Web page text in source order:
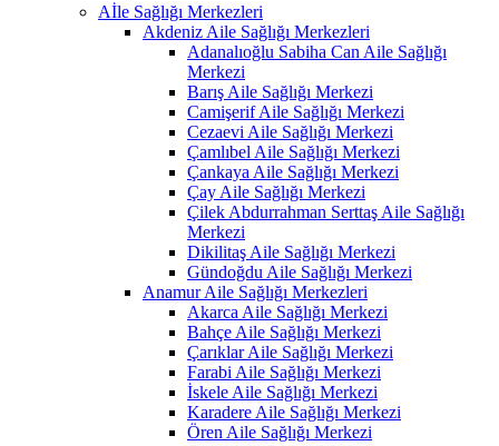
Aİle Sağlığı Merkezleri
Akdeniz Aile Sağlığı Merkezleri
Adanalıoğlu Sabiha Can Aile Sağlığı
Merkezi
Barış Aile Sağlığı Merkezi
Camişerif Aile Sağlığı Merkezi
Cezaevi Aile Sağlığı Merkezi
Çamlıbel Aile Sağlığı Merkezi
Çankaya Aile Sağlığı Merkezi
Çay Aile Sağlığı Merkezi
Çilek Abdurrahman Serttaş Aile Sağlığı
Merkezi
Dikilitaş Aile Sağlığı Merkezi
Gündoğdu Aile Sağlığı Merkezi
Anamur Aile Sağlığı Merkezleri
Akarca Aile Sağlığı Merkezi
Bahçe Aile Sağlığı Merkezi
Çarıklar Aile Sağlığı Merkezi
Farabi Aile Sağlığı Merkezi
İskele Aile Sağlığı Merkezi
Karadere Aile Sağlığı Merkezi
Ören Aile Sağlığı Merkezi